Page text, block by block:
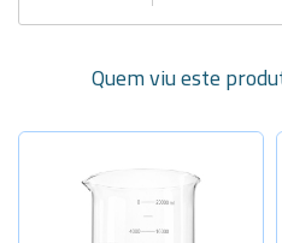
Quem viu este
-